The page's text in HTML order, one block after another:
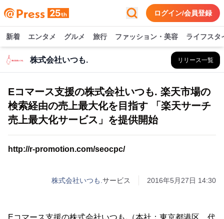
ログイン/会員登録
新着 エンタメ グルメ 旅行 ファッション・美容 ライフスタ
株式会社いつも. リリース一覧
Eコマース支援の株式会社いつも. 楽天市場の
検索経由の売上最大化を目指す 「楽天サーチ
売上最大化サービス」を提供開始
http://r-promotion.com/seocpc/
株式会社いつも. サービス 2016年5月27日 14:30
Eコマース支援の株式会社いつも.（本社：東京都港区、代